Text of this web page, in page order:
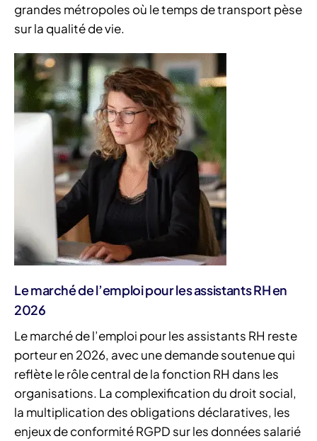
grandes métropoles où le temps de transport pèse
sur la qualité de vie.
Le marché de l’emploi pour les assistants RH en
2026
Le marché de l’emploi pour les assistants RH reste
porteur en 2026, avec une demande soutenue qui
reflète le rôle central de la fonction RH dans les
organisations. La complexification du droit social,
la multiplication des obligations déclaratives, les
enjeux de conformité RGPD sur les données salarié